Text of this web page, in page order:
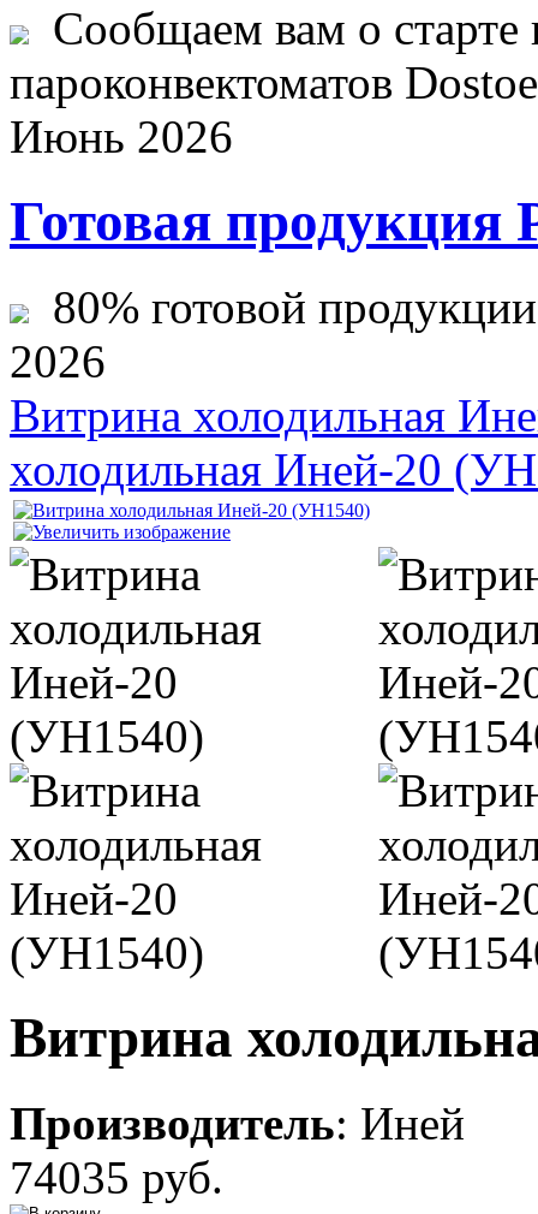
Сообщаем вам о старте
пароконвектоматов
Июнь 2026
Готовая продукция
80% готовой
2026
Витрина холодильная
холодильная Иней-20
Витрина
Производитель: Иней
74035 руб.